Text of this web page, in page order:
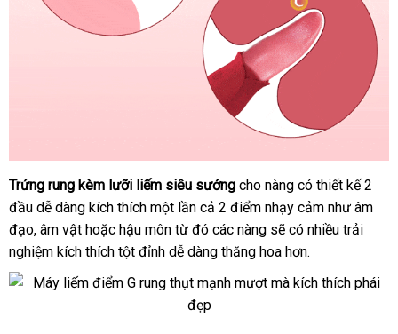
Luoi
Liem
Am
Dao
Hong
Trứng rung kèm lưỡi liếm siêu sướng cho nàng có thiết kế 2
đầu dễ dàng kích thích một lần cả 2 điểm nhạy cảm như âm
đạoxuất
khẩu
, âm vật xuất
xứ
hoặc hậu môn từ đó thanh
toán
các nàng so
sánh
sẽ có nhiều trải
nghiệm kích thích tột đỉnh dễ dàng thăng hoa hơn.